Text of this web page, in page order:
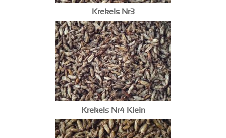
Krekels Nr3
Krekels Nr4 Klein